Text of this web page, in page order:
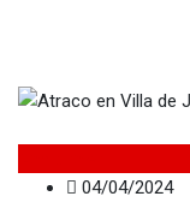
04/04/2024